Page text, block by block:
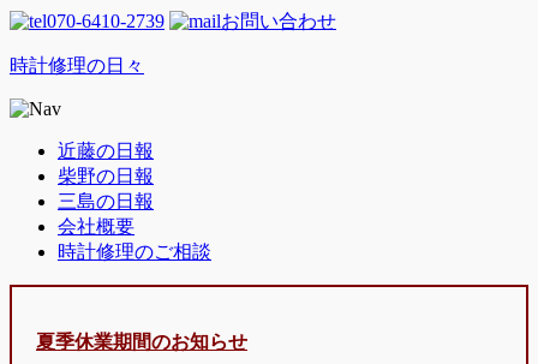
070-6410-2739 お問い合わせ
時計修理の日々
近藤の日報
柴野の日報
三島の日報
会社概要
時計修理のご相談
夏季休業期間のお知らせ